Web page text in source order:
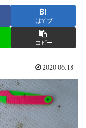
はてブ
コピー
2020.06.18